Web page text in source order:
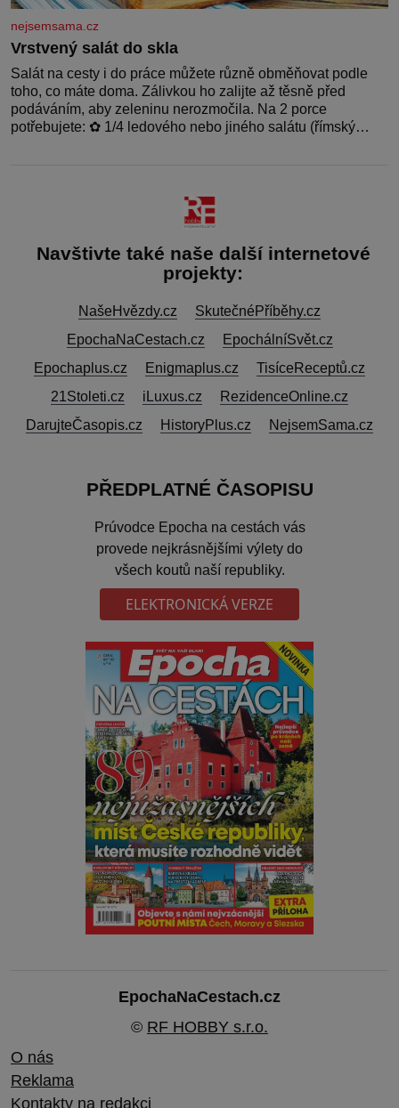
nejsemsama.cz
Vrstvený salát do skla
Salát na cesty i do práce můžete různě obměňovat podle
toho, co máte doma. Zálivkou ho zalijte až těsně před
podáváním, aby zeleninu nerozmočila. Na 2 porce
potřebujete: ✿ 1/4 ledového nebo jiného salátu (římský
Navštivte také naše další internetové
projekty:
NašeHvězdy.cz
SkutečnéPříběhy.cz
EpochaNaCestach.cz
EpochálníSvět.cz
Epochaplus.cz
Enigmaplus.cz
TisíceReceptů.cz
21Stoleti.cz
iLuxus.cz
RezidenceOnline.cz
DarujteČasopis.cz
HistoryPlus.cz NejsemSama.cz
PŘEDPLATNÉ ČASOPISU
Prúvodce Epocha na cestách vás
provede nejkrásnějšími výlety do
všech koutů naší republiky.
ELEKTRONICKÁ VERZE
EpochaNaCestach.cz
© RF HOBBY s.r.o.
O nás
Reklama
Kontakty na redakci